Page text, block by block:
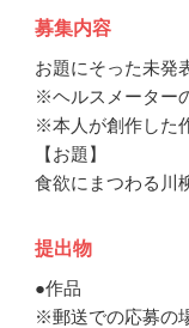
募集内容
お題にそった未発
※ヘルスメーター
※本人が創作した
【お題】
食欲にまつわる川
提出物
●作品
※郵送での応募の